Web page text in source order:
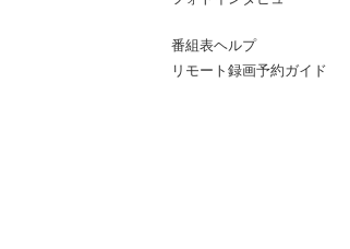
番組表ヘルプ
リモート録画予約ガイド